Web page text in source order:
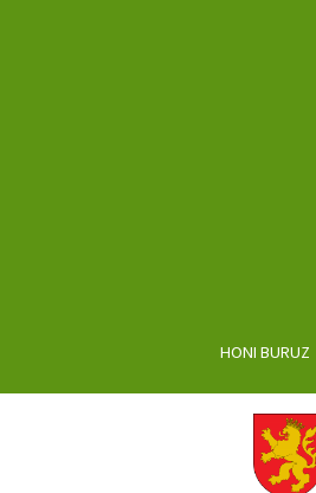
HONI BURUZ